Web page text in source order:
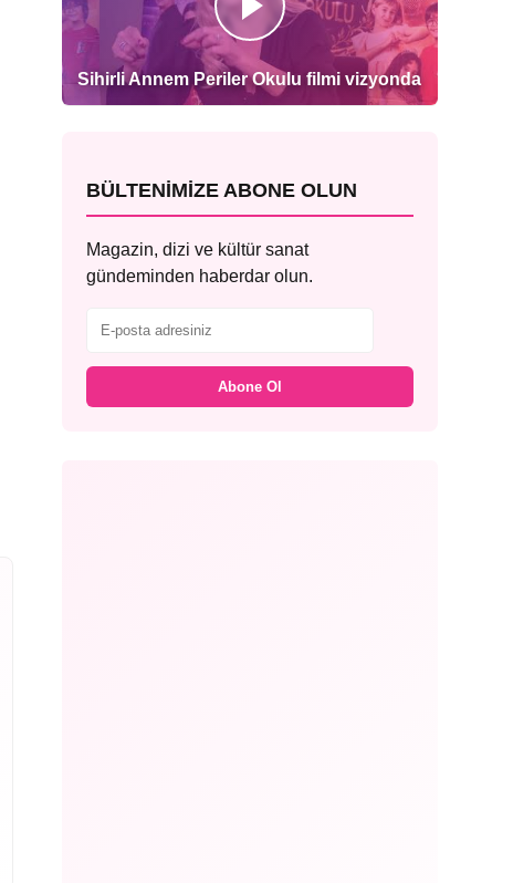
Sihirli Annem Periler Okulu filmi vizyonda
BÜLTENIMIZE ABONE OLUN
Magazin, dizi ve kültür sanat
gündeminden haberdar olun.
Abone Ol